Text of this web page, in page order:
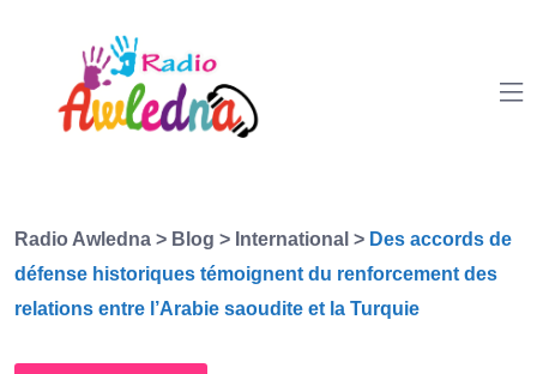
Radio Awledna > Blog > International > Des accords de
défense historiques témoignent du renforcement des
relations entre l’Arabie saoudite et la Turquie